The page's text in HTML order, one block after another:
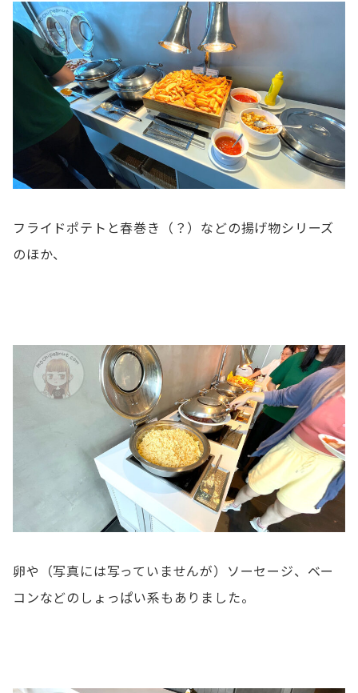
フライドポテトと春巻き（？）などの揚げ物シリーズ
のほか、
卵や（写真には写っていませんが）ソーセージ、ベー
コンなどのしょっぱい系もありました。